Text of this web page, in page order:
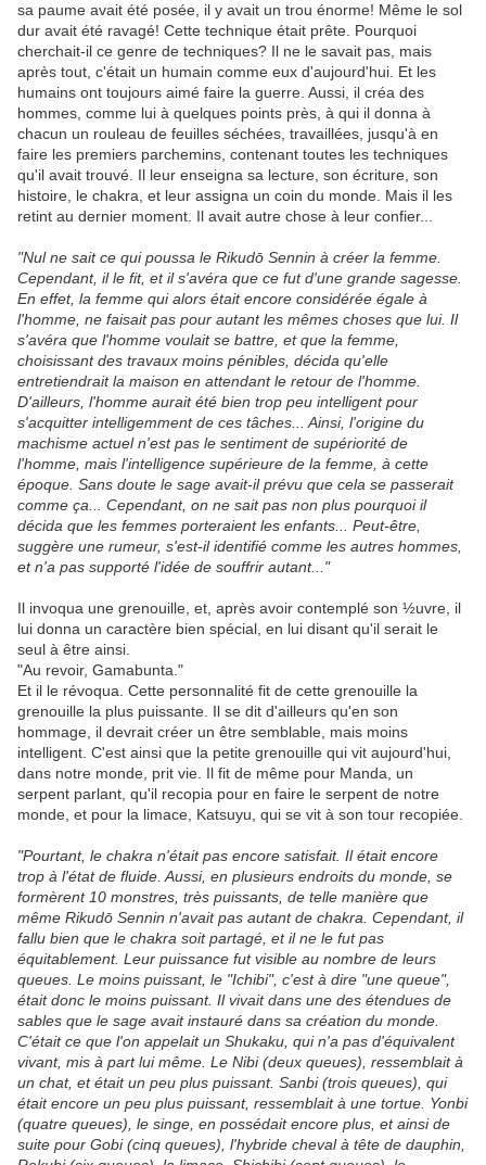
sa paume avait été posée, il y avait un trou énorme! Même le sol
dur avait été ravagé! Cette technique était prête. Pourquoi
cherchait-il ce genre de techniques? Il ne le savait pas, mais
après tout, c'était un humain comme eux d'aujourd'hui. Et les
humains ont toujours aimé faire la guerre. Aussi, il créa des
hommes, comme lui à quelques points près, à qui il donna à
chacun un rouleau de feuilles séchées, travaillées, jusqu'à en
faire les premiers parchemins, contenant toutes les techniques
qu'il avait trouvé. Il leur enseigna sa lecture, son écriture, son
histoire, le chakra, et leur assigna un coin du monde. Mais il les
retint au dernier moment. Il avait autre chose à leur confier...
"Nul ne sait ce qui poussa le Rikudō Sennin à créer la femme.
Cependant, il le fit, et il s'avéra que ce fut d'une grande sagesse.
En effet, la femme qui alors était encore considérée égale à
l'homme, ne faisait pas pour autant les mêmes choses que lui. Il
s'avéra que l'homme voulait se battre, et que la femme,
choisissant des travaux moins pénibles, décida qu'elle
entretiendrait la maison en attendant le retour de l'homme.
D'ailleurs, l'homme aurait été bien trop peu intelligent pour
s'acquitter intelligemment de ces tâches... Ainsi, l'origine du
machisme actuel n'est pas le sentiment de supériorité de
l'homme, mais l'intelligence supérieure de la femme, à cette
époque. Sans doute le sage avait-il prévu que cela se passerait
comme ça... Cependant, on ne sait pas non plus pourquoi il
décida que les femmes porteraient les enfants... Peut-être,
suggère une rumeur, s'est-il identifié comme les autres hommes,
et n'a pas supporté l'idée de souffrir autant..."
Il invoqua une grenouille, et, après avoir contemplé son ½uvre, il
lui donna un caractère bien spécial, en lui disant qu'il serait le
seul à être ainsi.
"Au revoir, Gamabunta."
Et il le révoqua. Cette personnalité fit de cette grenouille la
grenouille la plus puissante. Il se dit d'ailleurs qu'en son
hommage, il devrait créer un être semblable, mais moins
intelligent. C'est ainsi que la petite grenouille qui vit aujourd'hui,
dans notre monde, prit vie. Il fit de même pour Manda, un
serpent parlant, qu'il recopia pour en faire le serpent de notre
monde, et pour la limace, Katsuyu, qui se vit à son tour recopiée.
"Pourtant, le chakra n'était pas encore satisfait. Il était encore
trop à l'état de fluide. Aussi, en plusieurs endroits du monde, se
formèrent 10 monstres, très puissants, de telle manière que
même Rikudō Sennin n'avait pas autant de chakra. Cependant, il
fallu bien que le chakra soit partagé, et il ne le fut pas
équitablement. Leur puissance fut visible au nombre de leurs
queues. Le moins puissant, le "Ichibi", c'est à dire "une queue",
était donc le moins puissant. Il vivait dans une des étendues de
sables que le sage avait instauré dans sa création du monde.
C'était ce que l'on appelait un Shukaku, qui n'a pas d'équivalent
vivant, mis à part lui même. Le Nibi (deux queues), ressemblait à
un chat, et était un peu plus puissant. Sanbi (trois queues), qui
était encore un peu plus puissant, ressemblait à une tortue. Yonbi
(quatre queues), le singe, en possédait encore plus, et ainsi de
suite pour Gobi (cinq queues), l'hybride cheval à tête de dauphin,